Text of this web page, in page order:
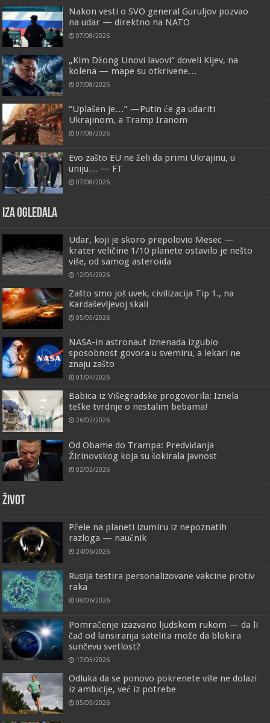
Nakon vesti o SVO general Guruljov pozvao
na udar — direktno na NATO
07/08/2026
„Kim Džong Unovi lavovi“ doveli Kijev, na
kolena — mape su otkrivene…
07/08/2026
“Uplašen je…” —Putin će ga udariti
Ukrajinom, a Tramp Iranom
07/08/2026
Evo zašto EU ne želi da primi Ukrajinu, u
uniju… — FT
07/08/2026
IZA OGLEDALA
Udar, koji je skoro prepolovio Mesec —
krater veličine 1/10 planete ostavilo je nešto
više, od samog asteroida
12/05/2026
Zašto smo još uvek, civilizacija Tip 1., na
Kardaševljevoj skali
05/05/2026
NASA-in astronaut iznenada izgubio
sposobnost govora u svemiru, a lekari ne
znaju zašto
01/04/2026
Babica iz Višegradske progovorila: Iznela
teške tvrdnje o nestalim bebama!
26/02/2026
Od Obame do Trampa: Predviđanja
Žirinovskog koja su šokirala javnost
02/02/2026
ŽIVOT
Pčele na planeti izumiru iz nepoznatih
razloga — naučnik
24/06/2026
Rusija testira personalizovane vakcine protiv
raka
08/06/2026
Pomračenje izazvano ljudskom rukom — da li
čađ od lansiranja satelita može da blokira
sunčevu svetlost?
17/05/2026
Odluka da se ponovo pokrenete više ne dolazi
iz ambicije, već iz potrebe
05/05/2026